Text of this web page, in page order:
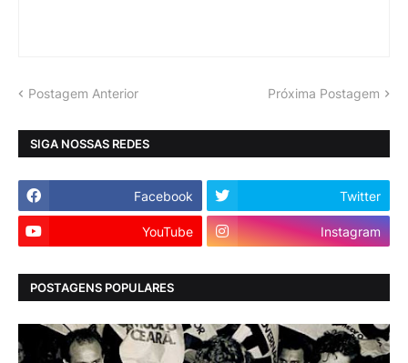
Postagem Anterior Próxima Postagem
SIGA NOSSAS REDES
Facebook Twitter
YouTube Instagram
POSTAGENS POPULARES